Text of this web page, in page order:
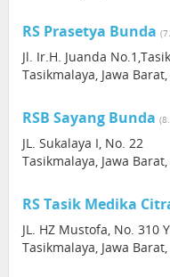
RS Prasetya Bunda
Jl. Ir.H. Juanda
Tasikmalaya, Jawa
RSB Sayang Bunda
JL. Sukalaya I, No. 22
Tasikmalaya, Jawa
RS Tasik Medika
JL. HZ Mustofa, No. 310
Tasikmalaya, Jawa